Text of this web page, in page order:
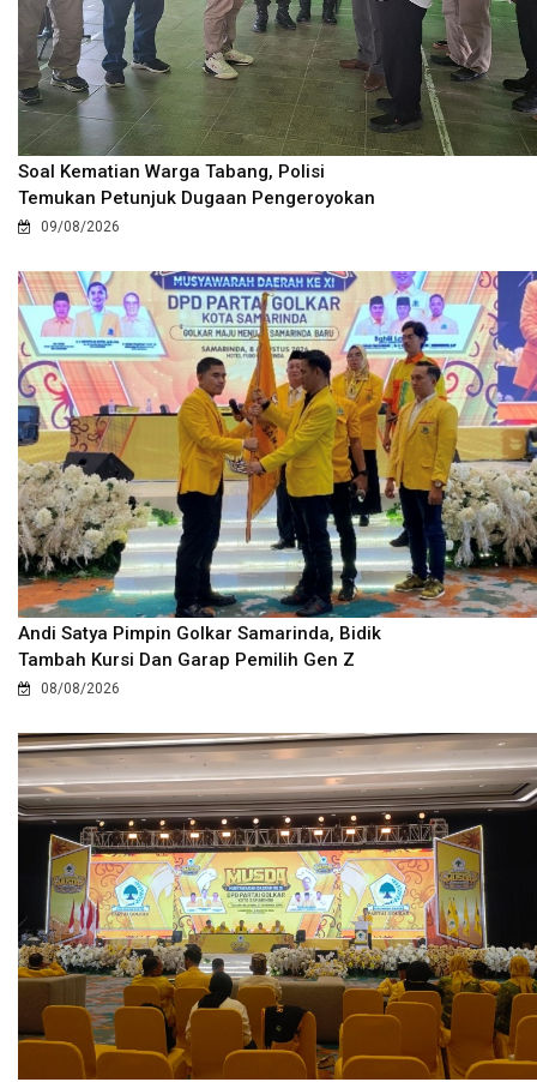
Soal Kematian Warga Tabang, Polisi
Temukan Petunjuk Dugaan Pengeroyokan
09/08/2026
Andi Satya Pimpin Golkar Samarinda, Bidik
Tambah Kursi Dan Garap Pemilih Gen Z
08/08/2026